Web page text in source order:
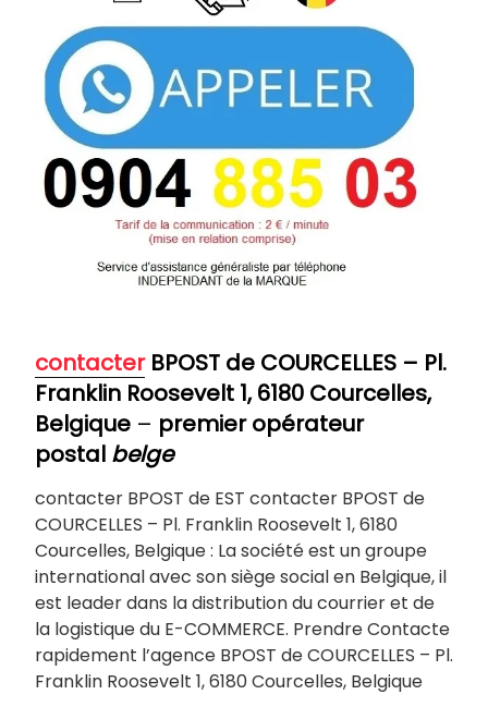
contacterBPOST de COURCELLES – Pl.
Franklin Roosevelt 1, 6180 Courcelles,
Belgique – premier opérateur
postal belge
contacter BPOST de EST contacter BPOST de
COURCELLES – Pl. Franklin Roosevelt 1, 6180
Courcelles, Belgique : La société est un groupe
international avec son siège social en Belgique, il
est leader dans la distribution du courrier et de
la logistique du E-COMMERCE. Prendre Contacte
rapidement l’agence BPOST de COURCELLES – Pl.
Franklin Roosevelt 1, 6180 Courcelles, Belgique